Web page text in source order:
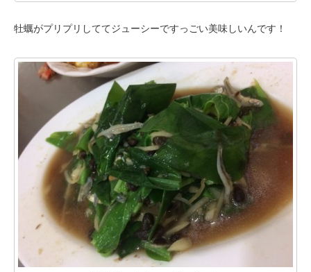
牡蠣がプリプリしててジューシーですっごい美味しいんです！